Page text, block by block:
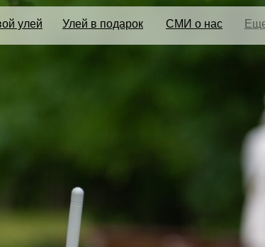
улей Улей в подарок СМИ о нас